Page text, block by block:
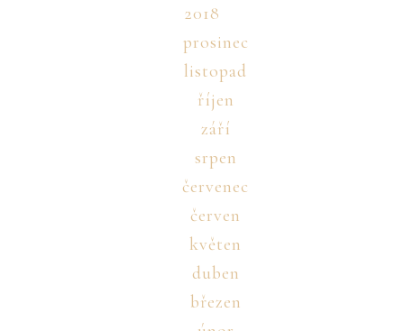
2018
prosinec
listopad
říjen
září
srpen
červenec
červen
květen
duben
březen